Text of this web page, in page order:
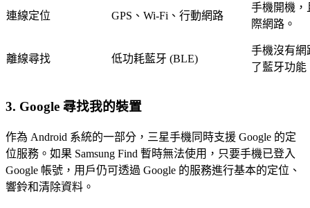
連線定位 GPS、Wi-Fi、行動網路
手機開機，
際網路。
離線尋找 低功耗藍牙 (BLE)
手機沒有網
了藍牙功能
3. Google 尋找我的裝置
作為 Android 系統的一部分，三星手機同時支援 Google 的定
位服務。如果 Samsung Find 暫時無法使用，只要手機已登入
Google 帳號，用戶仍可透過 Google 的服務進行基本的定位、
響鈴和清除資料。